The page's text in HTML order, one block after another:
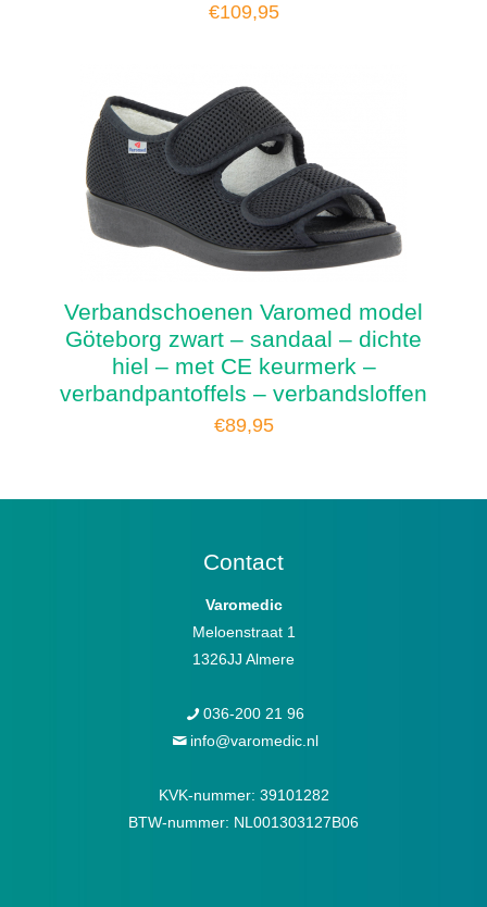
€109,95
Verbandschoenen Varomed model
Göteborg zwart – sandaal – dichte
hiel – met CE keurmerk –
verbandpantoffels – verbandsloffen
€89,95
Contact
Varomedic
Meloenstraat 1
1326JJ Almere
036-200 21 96
info@varomedic.nl
KVK-nummer: 39101282
BTW-nummer: NL001303127B06